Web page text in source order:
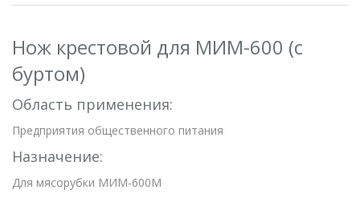
Нож крестовой для МИМ-600 (с
буртом)
Область применения:
Предприятия общественного питания
Назначение:
Для мясорубки МИМ-600М